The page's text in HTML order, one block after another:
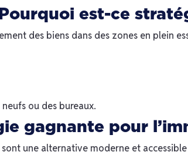
est-ce
des biens dans des zones en plein
ou des bureaux.
gagnante pour
sont une alternative moderne et